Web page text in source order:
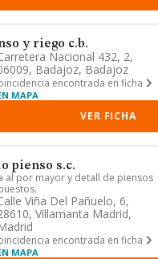
y riego c.b.
Nacional 432, 2,
Badajoz, Badajoz
encontrada en ficha
MAPA
VER FICHA
pienso s.c.
al por mayor y detall de piensos
Viña Del Pañuelo, 6,
Villamanta Madrid,
encontrada en ficha
MAPA